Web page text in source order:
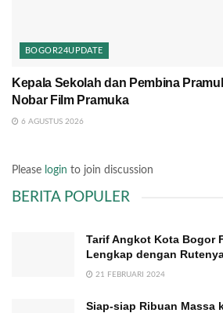
BOGOR24UPDATE
Kepala Sekolah dan Pembina
Nobar Film Pramuka
6 AGUSTUS 2026
Please login to join discussion
BERITA POPULER
Tarif Angkot Kota Bogor
Lengkap dengan
21 FEBRUARI 2024
Siap-siap Ribuan Massa